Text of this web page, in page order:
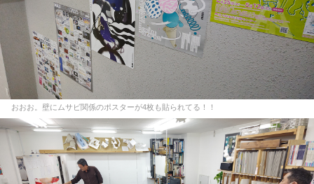
おおお。壁にムサビ関係のポスターが4枚も貼られてる！！